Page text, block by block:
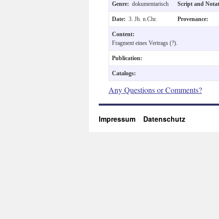
Genre: dokumentarisch Script and
Date: 3. Jh. n.Chr. Provenance:
Content:
Fragment eines Vertrags (?).
Publication:
Catalogs:
Any Questions or Comments?
Impressum Datenschutz